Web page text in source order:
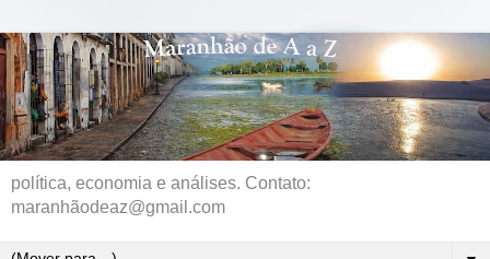
política, economia e análises. Contato:
maranhãodeaz@gmail.com